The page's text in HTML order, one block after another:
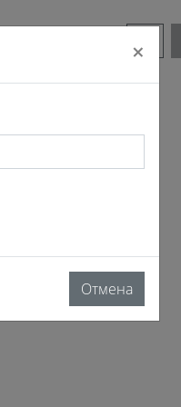
×
Отмена